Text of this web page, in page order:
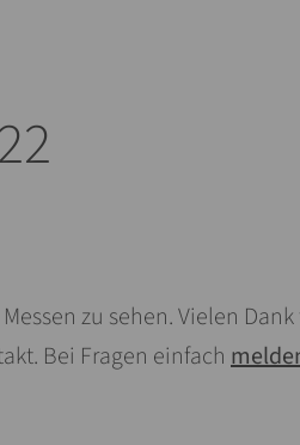
zu sehen. Vielen
Bei Fragen einfach